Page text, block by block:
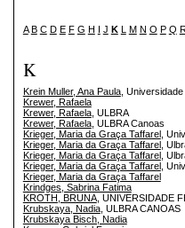
A B C D E F G H I J K L M N O P Q
K
Krein Muller, Ana Paula, Universidade
Krewer, Rafaela
Krewer, Rafaela, ULBRA
Krewer, Rafaela, ULBRA Canoas
Krieger, Maria da Graça Taffarel
,
Krieger, Maria da Graça Taffarel
,
Krieger, Maria da Graça Taffarel
,
Krieger, Maria da Graça Taffarel
,
Krieger, Maria da Graça Taffarel
Krindges, Sabrina Fatima
KROTH, BRUNA, UNIVERSIDADE
Krubskaya, Nadia, ULBRA CANOAS
Krubskaya Bisch, Nadia